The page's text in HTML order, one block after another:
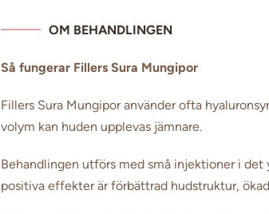
OM BEHANDLINGEN
Så fungerar Fillers Sura Mungipor
Fillers Sura Mungipor använder ofta
volym kan huden upplevas jämnare.
Behandlingen utförs med små injektioner i
positiva effekter är förbättrad hudstruktur,